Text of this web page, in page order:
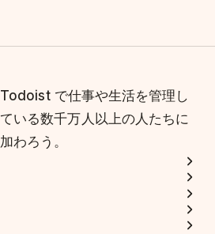
Todoist で仕事や生活を管理し
ている数千万人以上の人たちに
加わろう。